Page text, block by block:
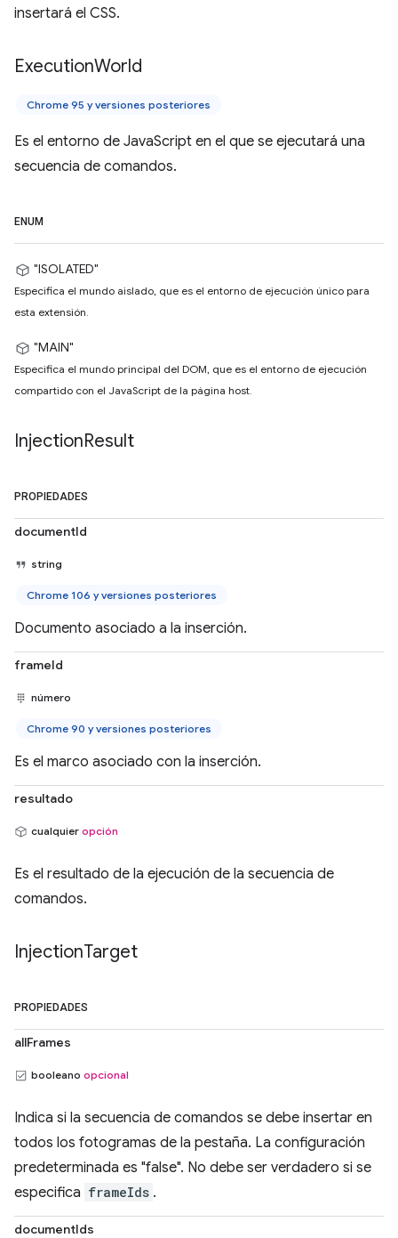
insertará el CSS.
ExecutionWorld
Chrome 95 y versiones posteriores
Es el entorno de JavaScript en el que se ejecutará una
secuencia de comandos.
ENUM
"ISOLATED"
Especifica el mundo aislado, que es el entorno de ejecución único para
esta extensión.
"MAIN"
Especifica el mundo principal del DOM, que es el entorno de ejecución
compartido con el JavaScript de la página host.
InjectionResult
PROPIEDADES
documentId
string
Chrome 106 y versiones posteriores
Documento asociado a la inserción.
frameId
número
Chrome 90 y versiones posteriores
Es el marco asociado con la inserción.
resultado
cualquier opción
Es el resultado de la ejecución de la secuencia de
comandos.
InjectionTarget
PROPIEDADES
allFrames
booleano opcional
Indica si la secuencia de comandos se debe insertar en
todos los fotogramas de la pestaña. La configuración
predeterminada es "false". No debe ser verdadero si se
especifica frameIds .
documentIds